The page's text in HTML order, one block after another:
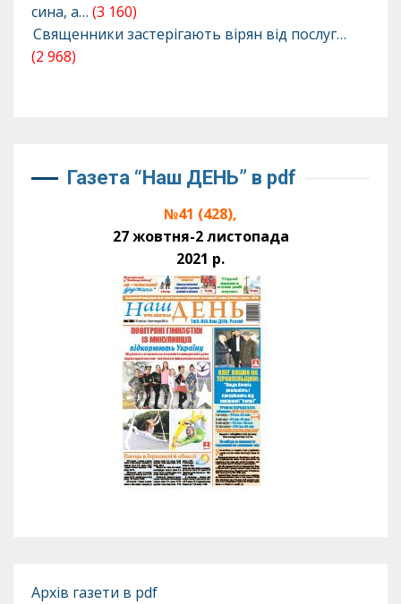
сина, а… (3 160)
Священники застерігають вірян від послуг…
(2 968)
Газета “Наш ДЕНЬ” в pdf
№41 (428),
27 жовтня-2 листопада
2021 р.
Архів газети в pdf